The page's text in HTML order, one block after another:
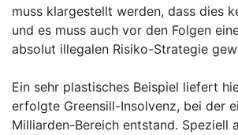
muss klargestellt werden, dass dies
und es muss auch vor den Folgen
absolut illegalen Risiko-Strategie
Ein sehr plastisches Beispiel liefert
erfolgte Greensill-Insolvenz, bei der
Milliarden-Bereich entstand. Speziell